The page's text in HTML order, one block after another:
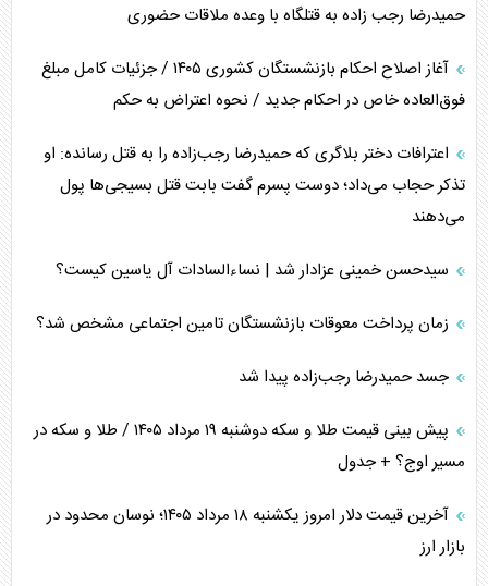
حمیدرضا رجب زاده به قتلگاه با وعده ملاقات حضوری
آغاز اصلاح احکام بازنشستگان کشوری ۱۴۰۵ / جزئیات کامل مبلغ
فوق‌العاده خاص در احکام جدید / نحوه اعتراض به حکم
اعترافات دختر بلاگری که حمیدرضا رجب‌زاده را به قتل رسانده: او
تذکر حجاب می‌داد؛ دوست پسرم گفت بابت قتل بسیجی‌ها پول
می‌دهند
سیدحسن خمینی عزادار شد | نساءالسادات آل یاسین کیست؟
زمان پرداخت معوقات بازنشستگان تامین اجتماعی مشخص شد؟
جسد حمیدرضا رجب‌زاده پیدا شد
پیش بینی قیمت طلا و سکه دوشنبه ۱۹ مرداد ۱۴۰۵ / طلا و سکه در
مسیر اوج؟ + جدول
آخرین قیمت دلار امروز یکشنبه ۱۸ مرداد ۱۴۰۵؛ نوسان محدود در
بازار ارز